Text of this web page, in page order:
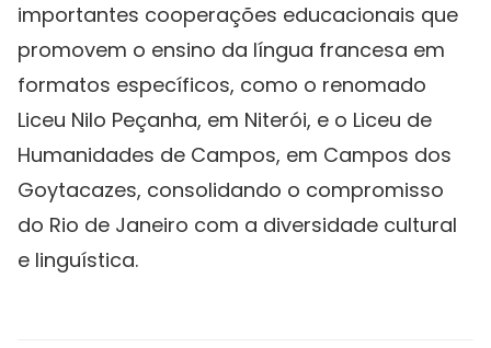
importantes cooperações educacionais que
promovem o ensino da língua francesa em
formatos específicos, como o renomado
Liceu Nilo Peçanha, em Niterói, e o Liceu de
Humanidades de Campos, em Campos dos
Goytacazes, consolidando o compromisso
do Rio de Janeiro com a diversidade cultural
e linguística.